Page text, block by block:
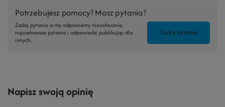
Potrzebujesz pomocy? Masz pytania?
Zadaj pytanie a my odpowiemy niezwłocznie,
najciekawsze pytania i odpowiedzi publikując dla
innych.
Zadaj pytanie
Napisz swoją opinię